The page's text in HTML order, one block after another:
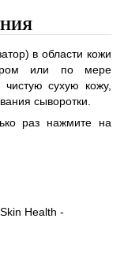
в области кожи
или по мере
чистую сухую кожу,
сыворотки.
раз нажмите на
Health -